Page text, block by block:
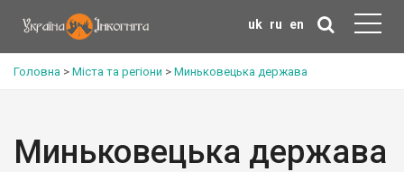
uk ru en
Головна > Міста та регіони > Миньковецька держава
Миньковецька держава